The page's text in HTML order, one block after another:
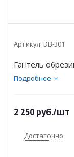
Артикул: DB-301
Гантель
Подробнее
2 250 руб./шт
Достаточно